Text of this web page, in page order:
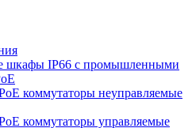
шкафы IP66 c промышленными
коммутаторы неуправляемые
коммутаторы управляемые